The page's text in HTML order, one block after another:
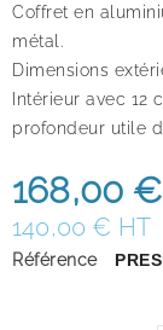
Coffret en
métal.
Dimensions
Intérieur avec 12
profondeur utile
168,00 €
140,00 € HT
Référence